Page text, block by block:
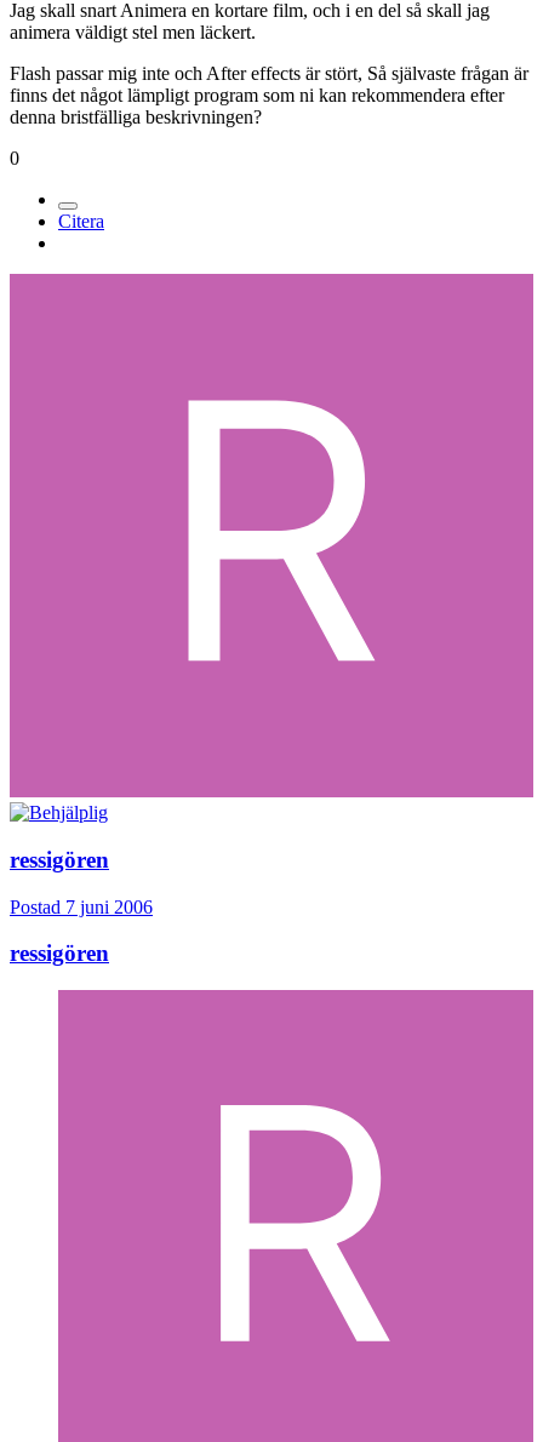
Jag skall snart Animera en kortare film, och i en del så skall jag
animera väldigt stel men läckert.
Flash passar mig inte och After effects är stört, Så självaste frågan är
finns det något lämpligt program som ni kan rekommendera efter
denna bristfälliga beskrivningen?
0
Citera
ressigören
Postad 7 juni 2006
ressigören